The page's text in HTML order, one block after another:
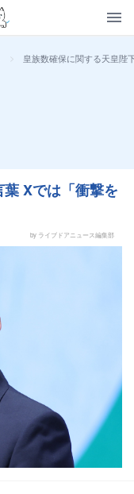
> 皇族数確保に関する天皇陛
Xでは「衝撃を
by ライブドアニュース編集部